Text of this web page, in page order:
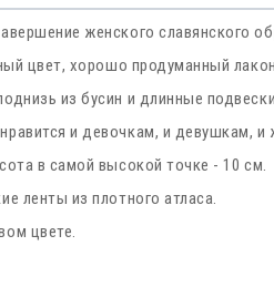
женского славянского
цвет, хорошо продуманный
из бусин и длинные
и девочкам, и девушкам, и
в самой высокой точке - 10 см.
ленты из плотного атласа.
цвете.